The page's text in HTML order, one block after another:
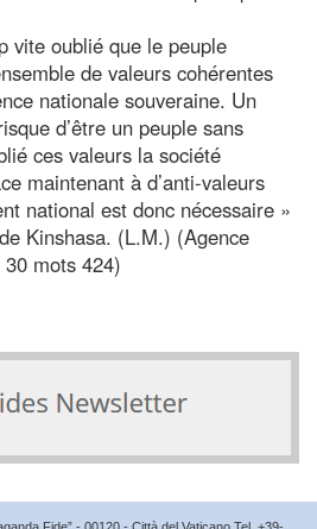
vite oublié que le peuple
de valeurs cohérentes
nationale souveraine. Un
d’être un peuple sans
ces valeurs la société
maintenant à d’anti-valeurs
national est donc nécessaire »
Kinshasa. (L.M.) (Agence
mots 424)